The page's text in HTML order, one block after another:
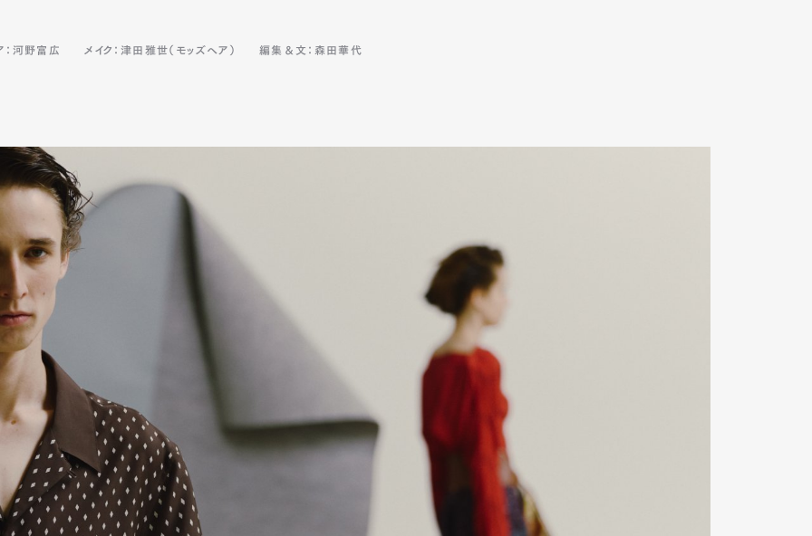
：河野富広 メイク：津田雅世（モッズヘア） 編集＆文：森田華代